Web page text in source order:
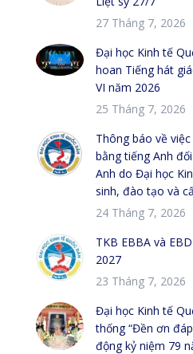
27 Tháng 7, 2026
Đại học Kinh tế
hoan Tiếng hát
VI năm 2026
25 Tháng 7, 2026
Thông báo về
bằng tiếng Anh
Anh do Đại học
sinh, đào tạo và
24 Tháng 7, 2026
TKB EBBA và
2027
23 Tháng 7, 2026
Đại học Kinh tế
thống “Đền ơn
động kỷ niệm 79